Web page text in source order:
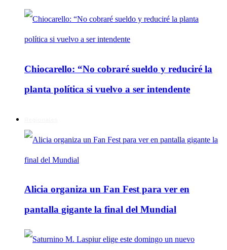
Chiocarello: “No cobraré sueldo y reduciré la
planta política si vuelvo a ser intendente
Alicia organiza un Fan Fest para ver en
pantalla gigante la final del Mundial